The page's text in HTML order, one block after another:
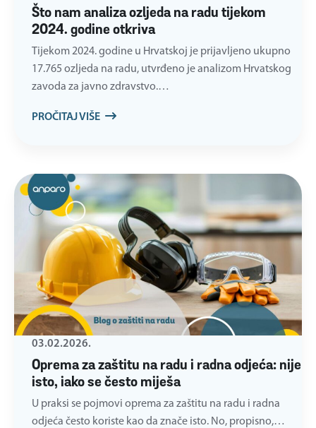
Što nam analiza ozljeda na radu tijekom
2024. godine otkriva
Tijekom 2024. godine u Hrvatskoj je prijavljeno ukupno
17.765 ozljeda na radu, utvrđeno je analizom Hrvatskog
zavoda za javno zdravstvo.…
PROČITAJ VIŠE
Oprema za zaštitu na radu i radna odjeća: nije
isto, iako se često miješa
03.02.2026.
U praksi se pojmovi oprema za zaštitu na radu i radna
odjeća često koriste kao da znače isto. No, propisno,…